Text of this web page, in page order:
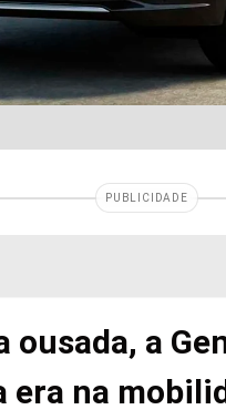
PUBLICIDADE
ousada, a
era na